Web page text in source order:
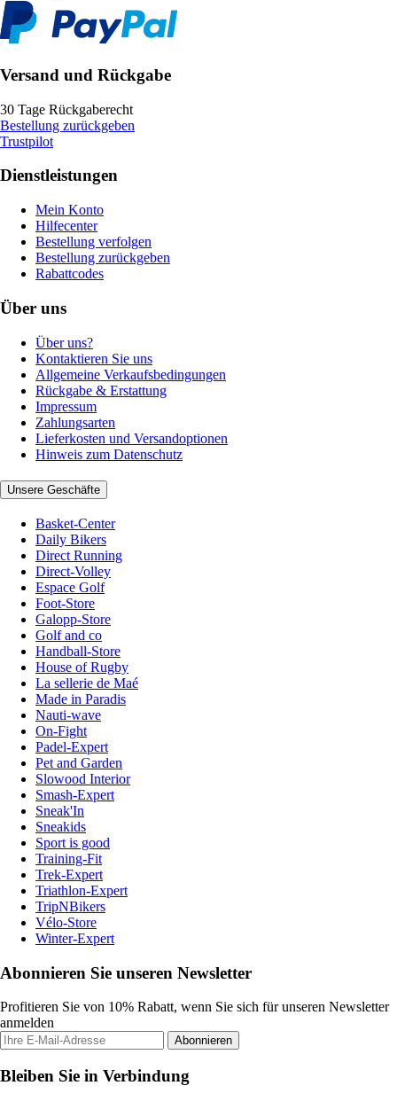
Versand und Rückgabe
30 Tage Rückgaberecht
Bestellung zurückgeben
Trustpilot
Dienstleistungen
Mein Konto
Hilfecenter
Bestellung verfolgen
Bestellung zurückgeben
Rabattcodes
Über uns
Über uns?
Kontaktieren Sie uns
Allgemeine Verkaufsbedingungen
Rückgabe & Erstattung
Impressum
Zahlungsarten
Lieferkosten und Versandoptionen
Hinweis zum Datenschutz
Unsere Geschäfte
Basket-Center
Daily Bikers
Direct Running
Direct-Volley
Espace Golf
Foot-Store
Galopp-Store
Golf and co
Handball-Store
House of Rugby
La sellerie de Maé
Made in Paradis
Nauti-wave
On-Fight
Padel-Expert
Pet and Garden
Slowood Interior
Smash-Expert
Sneak'In
Sneakids
Sport is good
Training-Fit
Trek-Expert
Triathlon-Expert
TripNBikers
Vélo-Store
Winter-Expert
Abonnieren Sie unseren Newsletter
Profitieren Sie von 10% Rabatt, wenn Sie sich für unseren Newsletter
anmelden
Abonnieren
Bleiben Sie in Verbindung